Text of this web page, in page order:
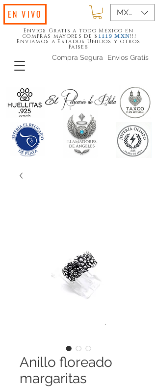
Envios Gratis
Compra Segura
Envios Gratis a todo Mexico en
compras mayores de $ 1119 MXN!!!
Enviamos a Estados Unidos y otros
Paises
MXN ($)
EN VIVO
Anillo floreado
margaritas